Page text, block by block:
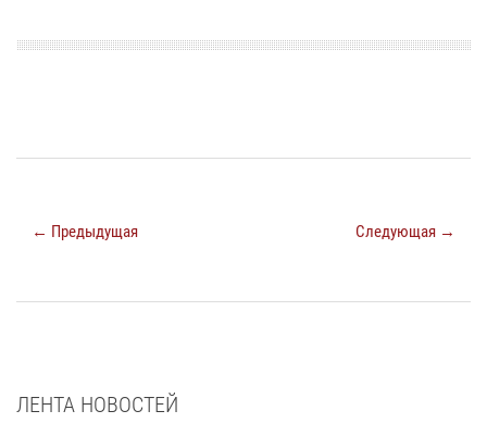
← Предыдущая Следующая →
ЛЕНТА НОВОСТЕЙ